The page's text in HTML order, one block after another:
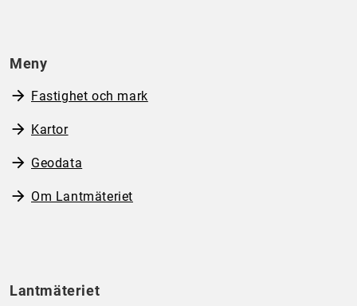
Meny
Fastighet och mark
Kartor
Geodata
Om Lantmäteriet
Lantmäteriet